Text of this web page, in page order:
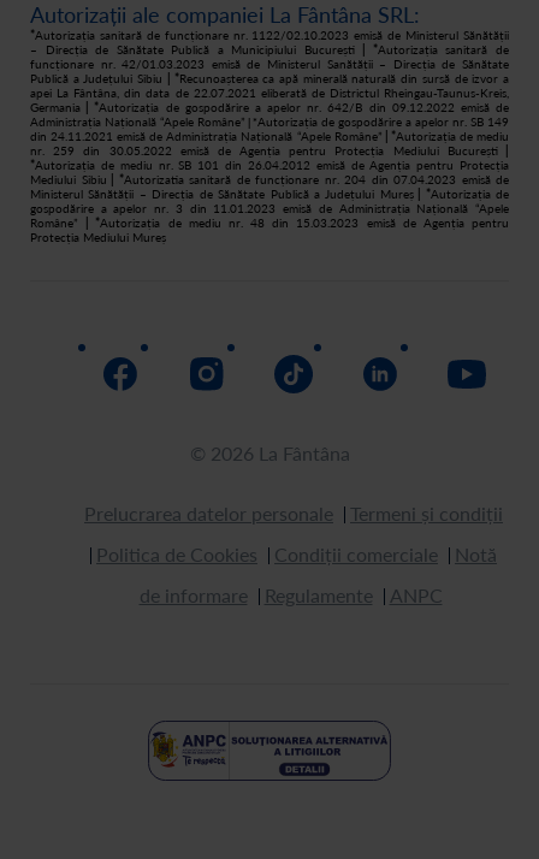
Cum cumpăr
Autorizații ale companiei La Fântâna SRL:
*Autorizația sanitară de funcționare nr. 1122/02.10.2023 emisă de Ministerul Sănătății
– Direcția de Sănătate Publică a Municipiului București
| *Autorizația sanitară de
funcționare nr. 42/01.03.2023 emisă de Ministerul Sanătății – Direcția de Sănătate
Publică a Județului Sibiu
| *Recunoașterea ca apă minerală naturală din sursă de izvor a
apei La Fântâna, din data de 22.07.2021 eliberată de Districtul Rheingau-Taunus-Kreis,
Germania
| *Autorizația de gospodărire a apelor nr. 642/B din 09.12.2022 emisă de
Administrația Națională “Apele Române”
| *Autorizația de gospodărire a apelor nr. SB 149
din 24.11.2021 emisă de Administrația Națională “Apele Române”
| *Autorizația de mediu
nr. 259 din 30.05.2022 emisă de Agenția pentru Protecția Mediului București
*Autorizația de mediu nr. SB 101 din 26.04.2012 emisă de Agenția pentru Protecția
Mediului Sibiu | *Autorizatia sanitară de funcționare nr. 204 din 07.04.2023 emisă de
Ministerul Sănătății – Direcția de Sănătate Publică a Județului Mureș| *Autorizația de
gospodărire a apelor nr. 3 din 11.01.2023 emisă de Administrația Națională “Apele
Române”
| *Autorizația de mediu nr. 48 din 15.03.2023 emisă de Agenția pentru
Protecția Mediului Mureș
© 2026 La Fântâna
Prelucrarea datelor personale
Termeni și condiții
Politica de Cookies
Condiții comerciale
Notă
de informare
Regulamente ANPC